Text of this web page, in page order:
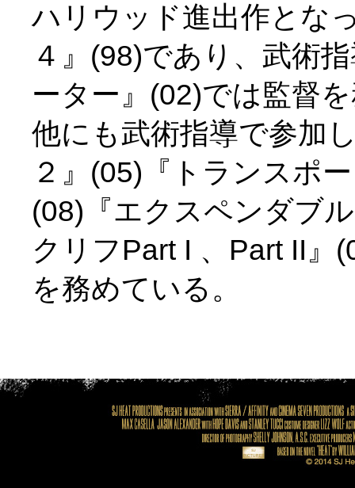
ハリウッド進出作とな
４』(98)であり、武術
ーター』(02)では監督
他にも武術指導で参加
２』(05)『トランスポ
(08)『エクスペンダブ
クリフPart I 、Part II』
を務めている。